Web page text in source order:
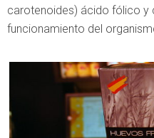
carotenoides) ácido fólico y
funcionamiento del